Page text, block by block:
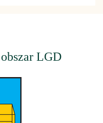
LGD